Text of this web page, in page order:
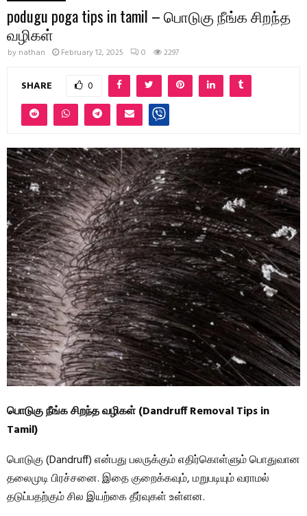
podugu poga tips in tamil – பொடுகு நீங்க சிறந்த
வழிகள்
by nathan February 12, 2025 0 2297
SHARE 0
பொடுகு நீங்க சிறந்த வழிகள் (Dandruff Removal Tips in
Tamil)
பொடுகு (Dandruff) என்பது பலருக்கும் எதிர்கொள்ளும் பொதுவான
தலைமுடி பிரச்சனை. இதை குறைக்கவும், மறுபடியும் வராமல்
தடுப்பதற்கும் சில இயற்கை தீர்வுகள் உள்ளன.